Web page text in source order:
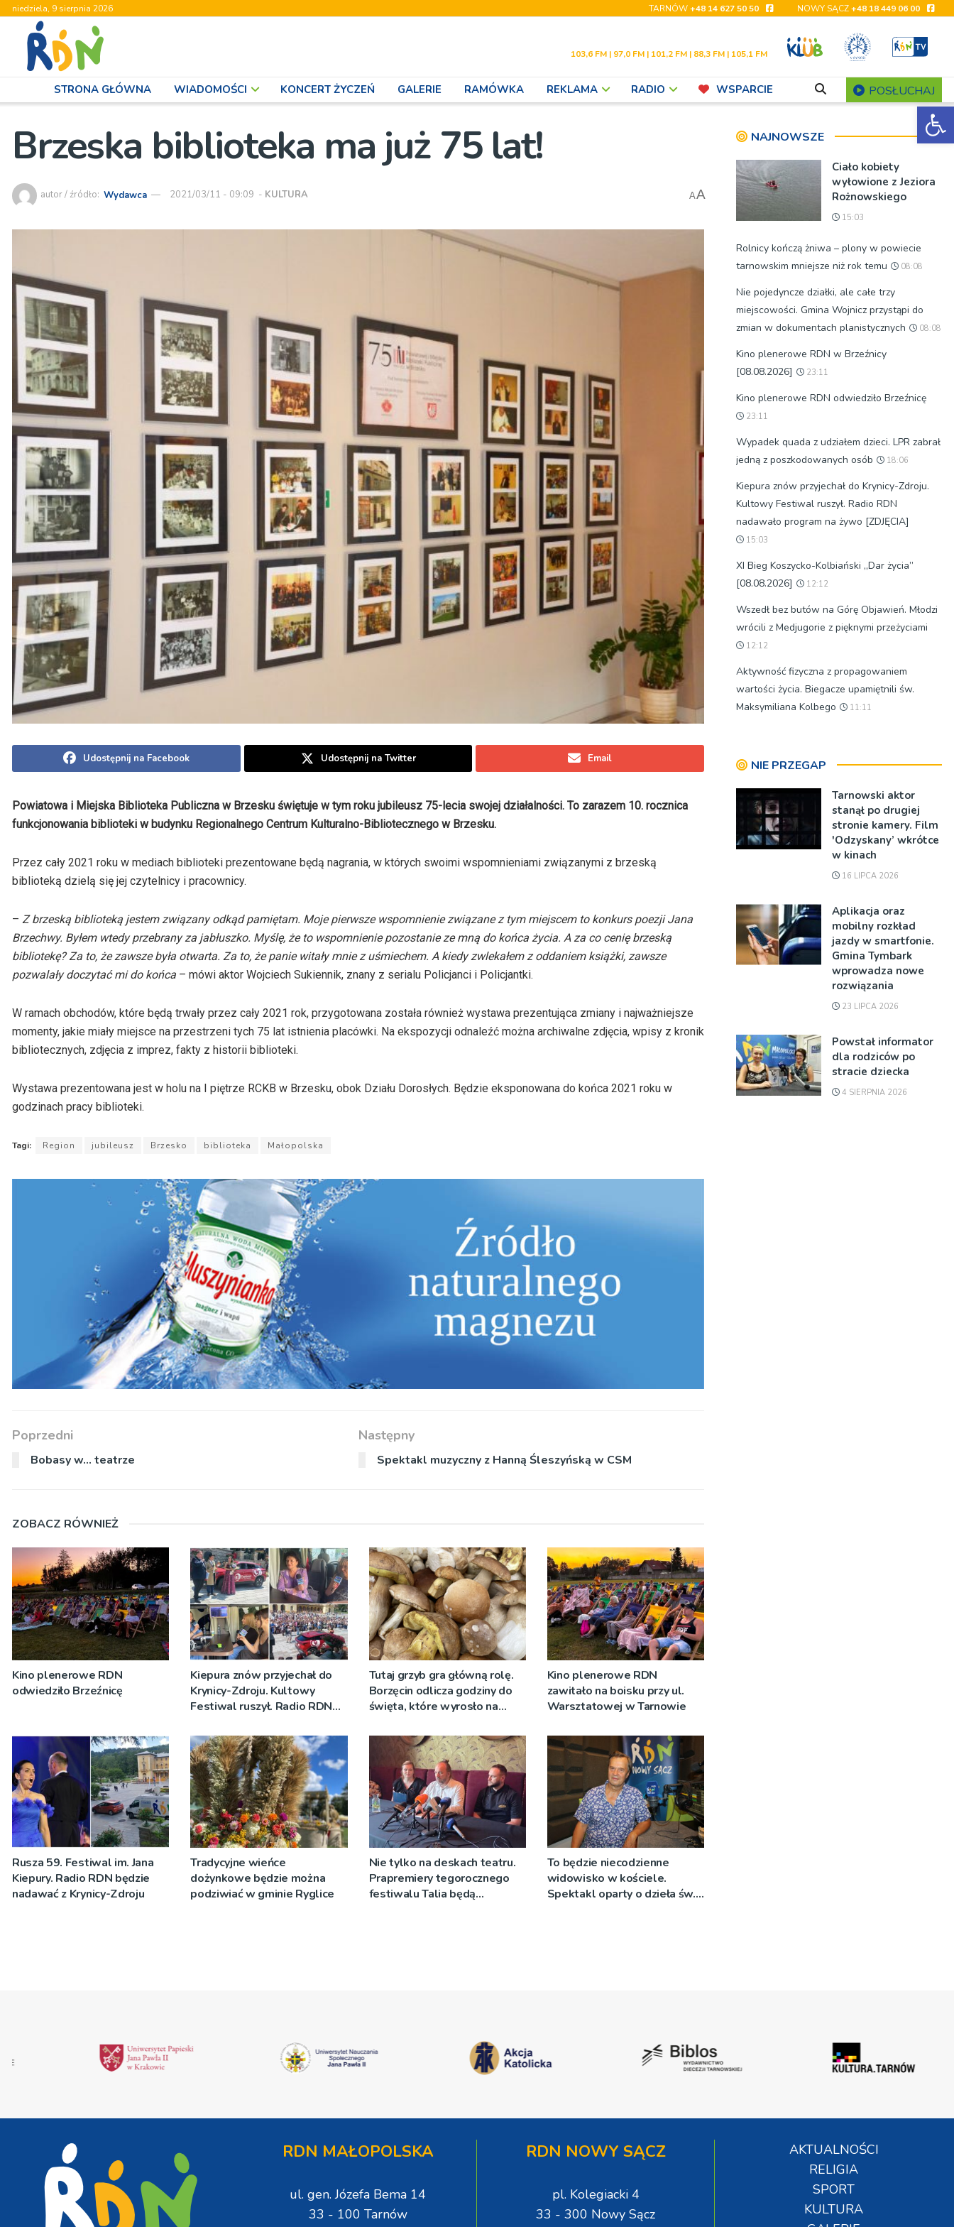
niedziela, 9 sierpnia 2026 TARNÓW+48 14 627 50 50 NOWY SĄCZ+48 18 449 06 00
103,6 FM | 97,0 FM | 101,2 FM | 88,3 FM | 105,1 FM
STRONA GŁÓWNA WIADOMOŚCI KONCERT ŻYCZEŃ GALERIE RAMÓWKA REKLAMA RADIO WSPARCIE POSŁUCHAJ
Brzeska biblioteka ma już 75 lat!
autor / źródło: Wydawca 2021/03/11 - 09:09 - KULTURA AA
Udostępnij na Facebook Udostępnij na Twitter Email
Powiatowa i Miejska Biblioteka Publiczna w Brzesku świętuje w tym roku jubileusz 75-lecia swojej działalności. To zarazem 10. rocznica
funkcjonowania biblioteki w budynku Regionalnego Centrum Kulturalno-Bibliotecznego w Brzesku.
Przez cały 2021 roku w mediach biblioteki prezentowane będą nagrania, w których swoimi wspomnieniami związanymi z brzeską
biblioteką dzielą się jej czytelnicy i pracownicy.
– Z brzeską biblioteką jestem związany odkąd pamiętam. Moje pierwsze wspomnienie związane z tym miejscem to konkurs poezji Jana
Brzechwy. Byłem wtedy przebrany za jabłuszko. Myślę, że to wspomnienie pozostanie ze mną do końca życia. A za co cenię brzeską
bibliotekę? Za to, że zawsze była otwarta. Za to, że panie witały mnie z uśmiechem. A kiedy zwlekałem z oddaniem książki, zawsze
pozwalały doczytać mi do końca – mówi aktor Wojciech Sukiennik, znany z serialu Policjanci i Policjantki.
W ramach obchodów, które będą trwały przez cały 2021 rok, przygotowana została również wystawa prezentująca zmiany i najważniejsze
momenty, jakie miały miejsce na przestrzeni tych 75 lat istnienia placówki. Na ekspozycji odnaleźć można archiwalne zdjęcia, wpisy z kronik
bibliotecznych, zdjęcia z imprez, fakty z historii biblioteki.
Wystawa prezentowana jest w holu na I piętrze RCKB w Brzesku, obok Działu Dorosłych. Będzie eksponowana do końca 2021 roku w
godzinach pracy biblioteki.
Tagi: Region jubileusz Brzesko biblioteka Małopolska
Poprzedni
Bobasy w… teatrze
Następny
Spektakl muzyczny z Hanną Śleszyńską w CSM
ZOBACZ RÓWNIEŻ
Kino plenerowe RDN
odwiedziło Brzeźnicę
Kiepura znów przyjechał do
Krynicy-Zdroju. Kultowy
Festiwal ruszył. Radio RDN
[ZDJĘCIA]
Tutaj grzyb gra główną rolę.
Borzęcin odlicza godziny do
święta, które wyrosło na
Kino plenerowe RDN
zawitało na boisku przy ul.
Warsztatowej w Tarnowie
Rusza 59. Festiwal im. Jana
Kiepury. Radio RDN będzie
nadawać z Krynicy-Zdroju
Tradycyjne wieńce
dożynkowe będzie można
podziwiać w gminie Ryglice
Nie tylko na deskach teatru.
Prapremiery tegorocznego
festiwalu Talia będą
To będzie niecodzienne
widowisko w kościele.
Spektakl oparty o dzieła św.
NAJNOWSZE
Ciało kobiety
wyłowione z Jeziora
Rożnowskiego
15:03
Rolnicy kończą żniwa – plony w powiecie
tarnowskim mniejsze niż rok temu
08:08
Nie pojedyncze działki, ale całe trzy
miejscowości. Gmina Wojnicz przystąpi do
zmian w dokumentach planistycznych
08:08
Kino plenerowe RDN w Brzeźnicy
[08.08.2026]
23:11
Kino plenerowe RDN odwiedziło Brzeźnicę
23:11
Wypadek quada z udziałem dzieci. LPR zabrał
jedną z poszkodowanych osób
18:06
Kiepura znów przyjechał do Krynicy-Zdroju.
Kultowy Festiwal ruszył. Radio RDN
nadawało program na żywo [ZDJĘCIA]
15:03
XI Bieg Koszycko-Kolbiański „Dar życia”
[08.08.2026]
12:12
Wszedł bez butów na Górę Objawień. Młodzi
wrócili z Medjugorie z pięknymi przeżyciami
12:12
Aktywność fizyczna z propagowaniem
wartości życia. Biegacze upamiętnili św.
Maksymiliana Kolbego
11:11
NIE PRZEGAP
Tarnowski aktor
stanął po drugiej
stronie kamery. Film
'Odzyskany’ wkrótce
w kinach
16 LIPCA 2026
Aplikacja oraz
mobilny rozkład
jazdy w smartfonie.
Gmina Tymbark
wprowadza nowe
rozwiązania
23 LIPCA 2026
Powstał informator
dla rodziców po
stracie dziecka
4 SIERPNIA 2026
RDN MAŁOPOLSKA
ul. gen. Józefa Bema 14
33 - 100 Tarnów
RDN NOWY SĄCZ
pl. Kolegiacki 4
33 - 300 Nowy Sącz
AKTUALNOŚCI
RELIGIA
SPORT
KULTURA